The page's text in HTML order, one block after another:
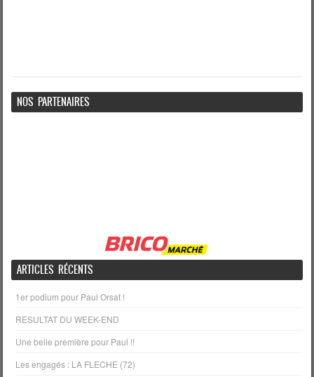
NOS PARTENAIRES
ARTICLES RÉCENTS
1er podium pour Paul Orsat !
RESULTAT DU WEEK-END
Une belle première pour Paul !!
Les engagés : LA FLECHE (72)